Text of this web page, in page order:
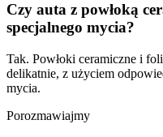
Czy auta z powłoką
specjalnego mycia?
Tak. Powłoki ceramiczne i
delikatnie, z użyciem
mycia.
Porozmawiajmy